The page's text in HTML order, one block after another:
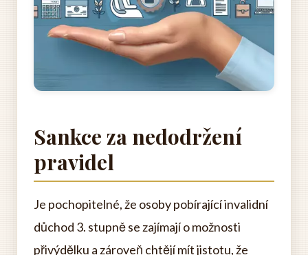
Sankce za nedodržení
pravidel
Je pochopitelné, že osoby pobírající invalidní
důchod 3. stupně se zajímají o možnosti
přivýdělku a zároveň chtějí mít jistotu, že